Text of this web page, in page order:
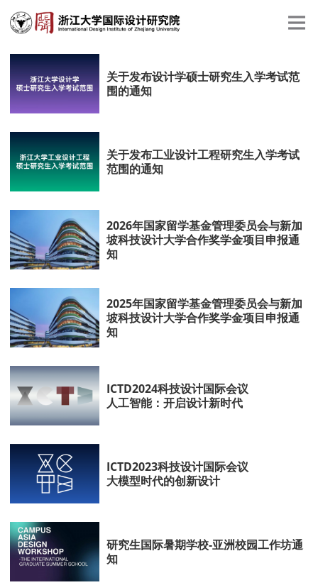
关于发布设计学硕士研究生入学考试范
围的通知
关于发布工业设计工程研究生入学考试
范围的通知
2026年国家留学基金管理委员会与新加
坡科技设计大学合作奖学金项目申报通
知
2025年国家留学基金管理委员会与新加
坡科技设计大学合作奖学金项目申报通
知
ICTD2024科技设计国际会议
人工智能：开启设计新时代
ICTD2023科技设计国际会议
大模型时代的创新设计
研究生国际暑期学校-亚洲校园工作坊通
知